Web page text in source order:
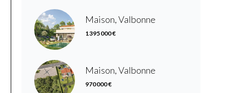
Maison, Valbonne
1 395 000 €
Maison, Valbonne
970 000 €